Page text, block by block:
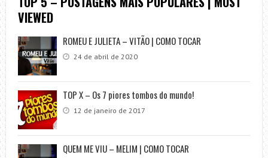
VIEWED
ROMEU E JULIETA – VITÃO | COMO TOCAR
24 de abril de 2020
TOP X – Os 7 piores tombos do mundo!
12 de janeiro de 2017
QUEM ME VIU – MELIM | COMO TOCAR